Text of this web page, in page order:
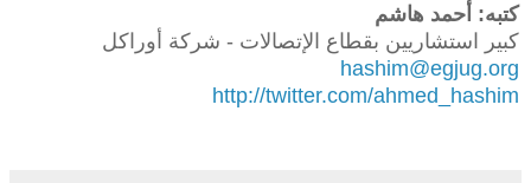
‫كتبه: أحمد هاشم‬
كبير استشاريين بقطاع الإتصالات - شركة أوراكل
hashim@egjug.org
http://twitter.com/ahmed_hashim